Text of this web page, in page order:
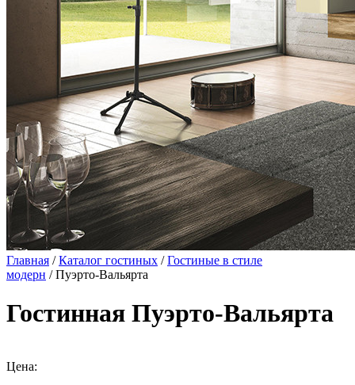
Главная /Каталог гостиных /Гостиные в стиле
модерн / Пуэрто-Вальярта
Гостинная Пуэрто-Вальярта
Цена: